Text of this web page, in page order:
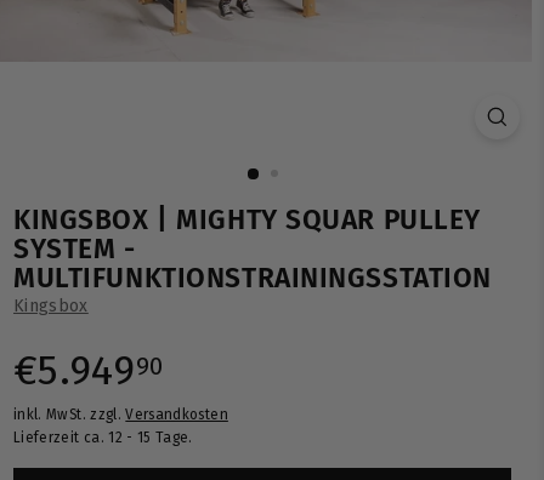
KINGSBOX | MIGHTY SQUAR PULLEY
SYSTEM -
MULTIFUNKTIONSTRAININGSSTATION
Kingsbox
Normaler
Preis
€5.94990
inkl. MwSt. zzgl.Versandkosten
Lieferzeit ca. 12 - 15 Tage.